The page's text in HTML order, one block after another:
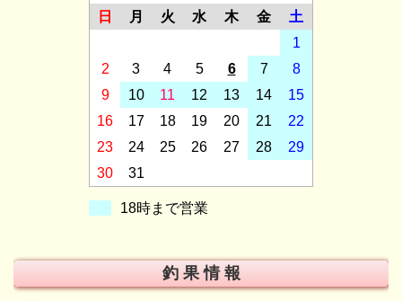
日
月 火 水 木 金
土
1
2
3 4 5 6 7
8
9
10 11 12 13 14
15
16
17 18 19 20 21
22
23
24 25 26 27 28
29
30
31
18時まで営業
釣 果 情 報